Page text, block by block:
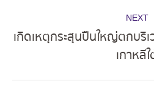
NEXT
เกิดเหตุกระสุนปืนใหญ่ตกบริ
เกาหลี